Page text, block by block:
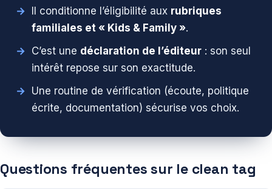
Il conditionne l’éligibilité aux rubriques
familiales et « Kids & Family ».
C’est une déclaration de l’éditeur : son seul
intérêt repose sur son exactitude.
Une routine de vérification (écoute, politique
écrite, documentation) sécurise vos choix.
Questions fréquentes sur le clean tag